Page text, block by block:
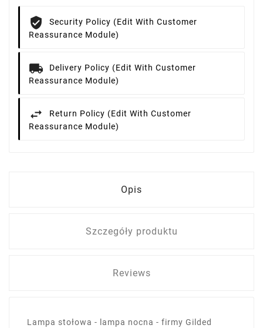
Security Policy (edit With Customer
Reassurance Module)
Delivery Policy (edit With Customer
Reassurance Module)
Return Policy (edit With Customer
Reassurance Module)
Opis
Szczegóły produktu
Reviews
Lampa stołowa - lampa nocna - firmy Gilded